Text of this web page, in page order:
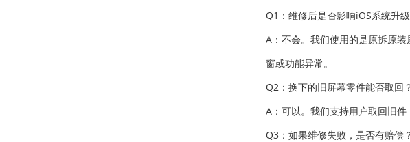
Q1：维修后是否影响iOS系统升
A：不会。我们使用的是原拆原
窗或功能异常。
Q2：换下的旧屏幕零件能否取回
A：可以。我们支持用户取回旧
Q3：如果维修失败，是否有赔偿